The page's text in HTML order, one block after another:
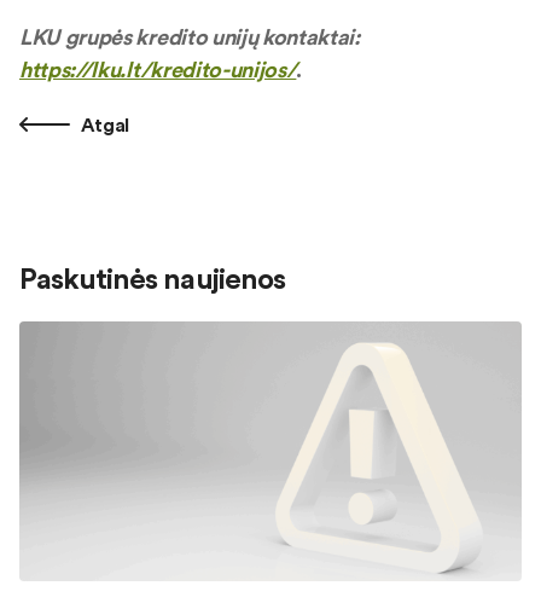
LKU grupės kredito unijų kontaktai:
https://lku.lt/kredito-unijos/.
Atgal
Paskutinės naujienos